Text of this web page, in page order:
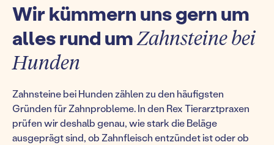
Wir kümmern uns gern um
alles rund umZahnsteine bei
Hunden
Zahnsteine bei Hunden zählen zu den häufigsten
Gründen für Zahnprobleme. In den Rex Tierarztpraxen
prüfen wir deshalb genau, wie stark die Beläge
ausgeprägt sind, ob Zahnfleisch entzündet ist oder ob